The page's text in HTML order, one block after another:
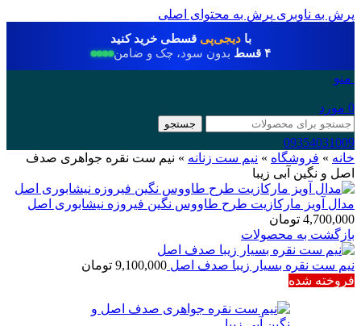
پرش به ناوبری پرش به محتوای اصلی
بادیجی‌پی قسطی خرید کنید
۴ قسط
بدون سود، چک و ضامن
منو
0 مورد
جستجو
09354031009
خانه » فروشگاه » نیم ست زنانه » نیم ست نقره جواهری صدف
اصل و نگین آبی زیبا
مدال آویز مارکازیت طرح طاووس نگین فیروزه نیشابوری اصل
4,700,000 تومان
بازگشت به محصولات
نیم ست نقره بسیار زیبا صدف اصل 9,100,000 تومان
فروخته شده